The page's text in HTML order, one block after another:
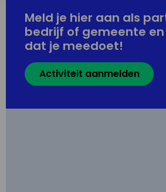
Meld je hier aan als
bedrijf of gemeente
dat je meedoet!
Activiteit aanmelden